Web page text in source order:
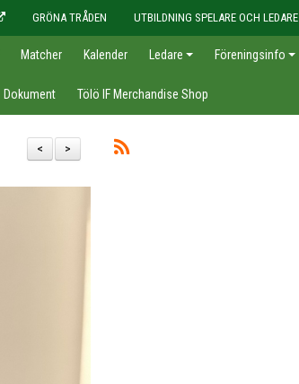
GRÖNA TRÅDEN UTBILDNING SPELARE OCH LEDARE
Matcher Kalender Ledare Föreningsinfo
Dokument Tölö IF Merchandise Shop
>
<